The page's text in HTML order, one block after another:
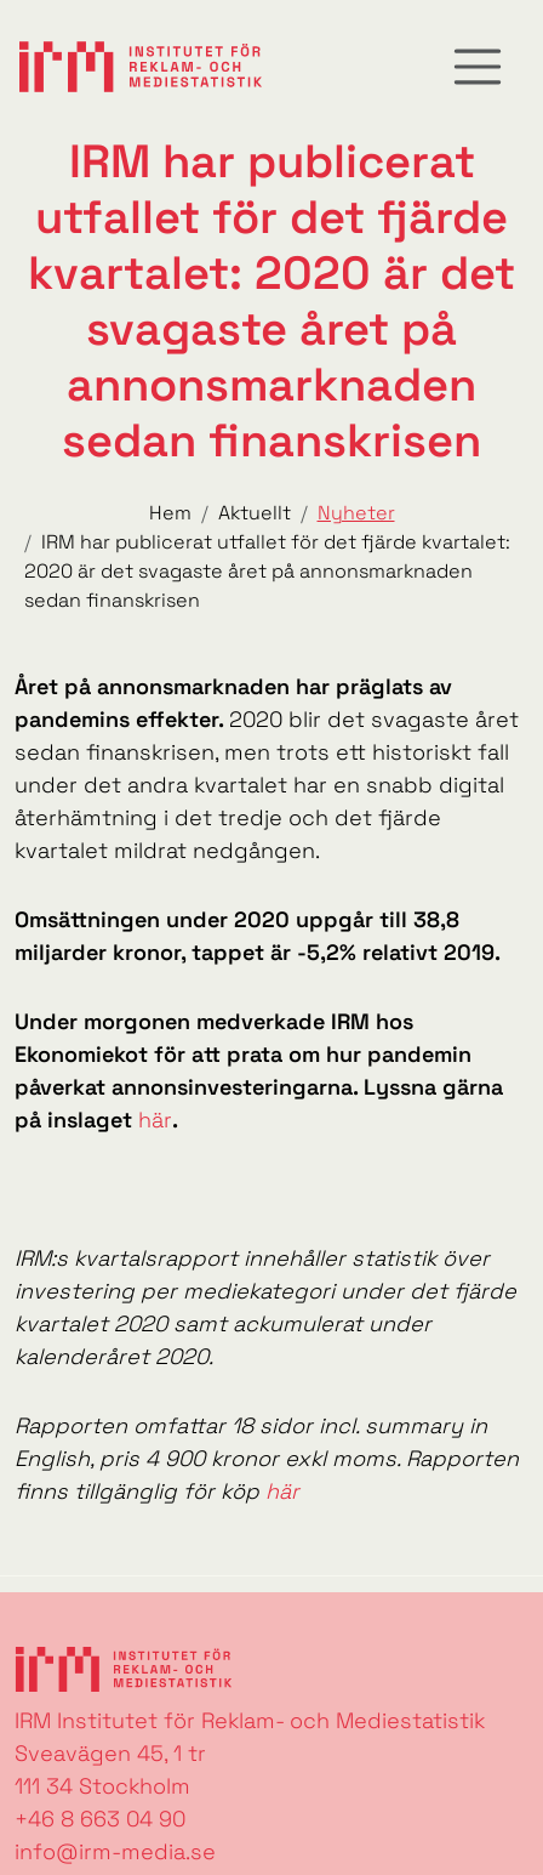
IRM har publicerat
utfallet för det fjärde
kvartalet: 2020 är det
svagaste året på
annonsmarknaden
sedan finanskrisen
Hem Aktuellt
Nyheter
IRM har publicerat utfallet för det fjärde kvartalet:
2020 är det svagaste året på annonsmarknaden
sedan finanskrisen
Året på annonsmarknaden har präglats av
pandemins effekter. 2020 blir det svagaste året
sedan finanskrisen, men trots ett historiskt fall
under det andra kvartalet har en snabb digital
återhämtning i det tredje och det fjärde
kvartalet mildrat nedgången.
Omsättningen under 2020 uppgår till 38,8
miljarder kronor, tappet är -5,2% relativt 2019.
Under morgonen medverkade IRM hos
Ekonomiekot för att prata om hur pandemin
påverkat annonsinvesteringarna. Lyssna gärna
på inslaget här.
IRM:s kvartalsrapport innehåller statistik över
investering per mediekategori under det fjärde
kvartalet 2020 samt ackumulerat under
kalenderåret 2020.
Rapporten omfattar 18 sidor incl. summary in
English, pris 4 900 kronor exkl moms. Rapporten
finns tillgänglig för köp här
IRM Institutet för Reklam- och Mediestatistik
Sveavägen 45, 1 tr
111 34 Stockholm
+46 8 663 04 90
info@irm-media.se